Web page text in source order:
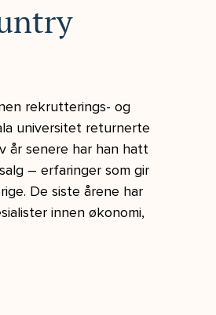
rekrutterings- og
universitet returnerte
år senere har han hatt
– erfaringer som gir
De siste årene har
innen økonomi,